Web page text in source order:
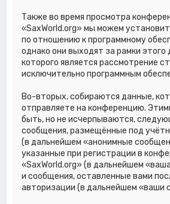
Также во время просмотра
«SaxWorld.org» мы можем
по отношению к программному
однако они выходят за рамки
которого является рассмотрение
исключительно программным
Во-вторых, собираются данные,
отправляете на конференцию.
быть, но не исчерпываются,
сообщения, размещённые под
(в дальнейшем «анонимные
указанные при регистрации в
«SaxWorld.org» (в дальнейшем
и сообщения, оставленные вами
авторизации (в дальнейшем «ваши